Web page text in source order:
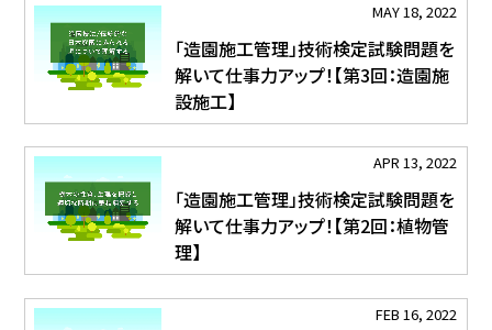
MAY 18, 2022
「造園施工管理」技術検定試験問題を
解いて仕事力アップ！【第3回：造園施
設施工】
APR 13, 2022
「造園施工管理」技術検定試験問題を
解いて仕事力アップ！【第2回：植物管
理】
FEB 16, 2022